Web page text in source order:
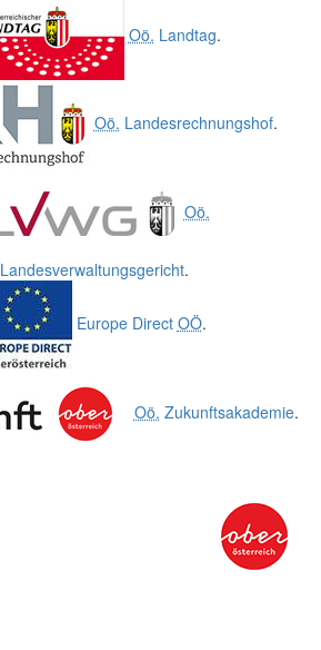
Oö. Landtag.
Oö. Landesrechnungshof.
Oö.
Landesverwaltungsgericht.
Europe Direct OÖ.
Oö. Zukunftsakademie.